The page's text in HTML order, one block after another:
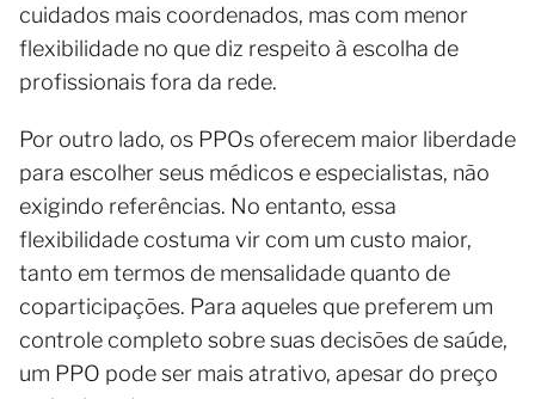
cuidados mais coordenados, mas com menor
flexibilidade no que diz respeito à escolha de
profissionais fora da rede.
Por outro lado, os PPOs oferecem maior liberdade
para escolher seus médicos e especialistas, não
exigindo referências. No entanto, essa
flexibilidade costuma vir com um custo maior,
tanto em termos de mensalidade quanto de
coparticipações. Para aqueles que preferem um
controle completo sobre suas decisões de saúde,
um PPO pode ser mais atrativo, apesar do preço